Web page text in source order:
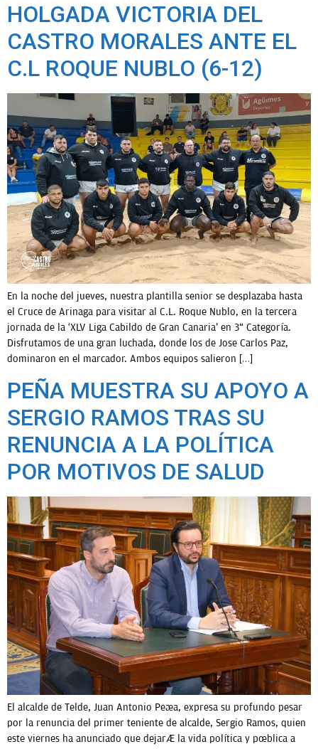
HOLGADA VICTORIA DEL
CASTRO MORALES ANTE EL
C.L ROQUE NUBLO (6-12)
En la noche del jueves, nuestra plantilla senior se desplazaba hasta
el Cruce de Arinaga para visitar al C.L. Roque Nublo, en la tercera
jornada de la ‘XLV Liga Cabildo de Gran Canaria’ en 3ª Categoría.
Disfrutamos de una gran luchada, donde los de Jose Carlos Paz,
dominaron en el marcador. Ambos equipos salieron […]
PEÑA MUESTRA SU APOYO A
SERGIO RAMOS TRAS SU
RENUNCIA A LA POLÍTICA
POR MOTIVOS DE SALUD
El alcalde de Telde, Juan Antonio Peña, expresa su profundo pesar
por la renuncia del primer teniente de alcalde, Sergio Ramos, quien
este viernes ha anunciado que dejará la vida política y pública a